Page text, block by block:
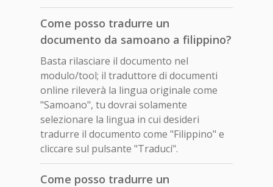
Come posso tradurre un
documento da samoano a filippino?
Basta rilasciare il documento nel
modulo/tool; il traduttore di documenti
online rileverà la lingua originale come
"Samoano", tu dovrai solamente
selezionare la lingua in cui desideri
tradurre il documento come "Filippino" e
cliccare sul pulsante "Traduci".
Come posso tradurre un